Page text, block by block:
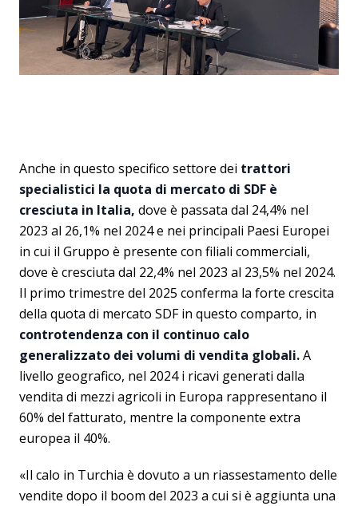
Anche in questo specifico settore dei trattori
specialistici la quota di mercato di SDF è
cresciuta in Italia, dove è passata dal 24,4% nel
2023 al 26,1% nel 2024 e nei principali Paesi Europei
in cui il Gruppo è presente con filiali commerciali,
dove è cresciuta dal 22,4% nel 2023 al 23,5% nel 2024.
Il primo trimestre del 2025 conferma la forte crescita
della quota di mercato SDF in questo comparto, in
controtendenza con il continuo calo
generalizzato dei volumi di vendita globali.A
livello geografico, nel 2024 i ricavi generati dalla
vendita di mezzi agricoli in Europa rappresentano il
60% del fatturato, mentre la componente extra
europea il 40%.
«Il calo in Turchia è dovuto a un riassestamento delle
vendite dopo il boom del 2023 a cui si è aggiunta una